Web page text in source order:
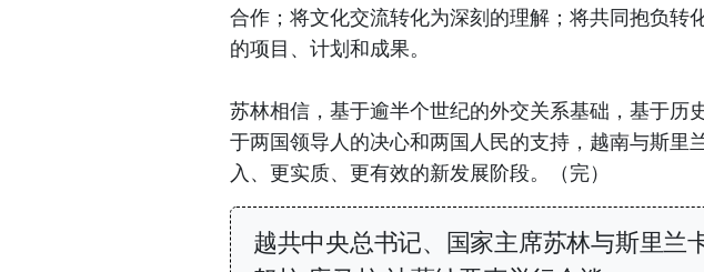
合作；将文化交流转化为深刻的理解；将共同抱负转
的项目、计划和成果。
苏林相信，基于逾半个世纪的外交关系基础，基于历
于两国领导人的决心和两国人民的支持，越南与斯里
入、更实质、更有效的新发展阶段。（完）
越共中央总书记、国家主席苏林与斯里兰